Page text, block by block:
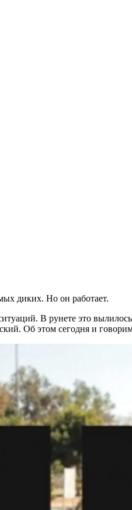
диких. Но он работает.
В рунете это
Об этом сегодня и